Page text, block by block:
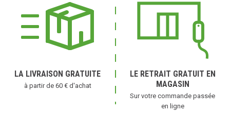
LA LIVRAISON GRATUITE
à partir de 60 € d'achat
LE RETRAIT GRATUIT EN
MAGASIN
Sur votre commande passée
en ligne